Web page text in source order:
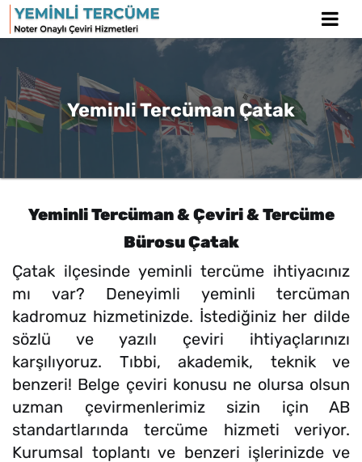
Yeminli Tercüman Çatak
Yeminli Tercüman & Çeviri & Tercüme
Bürosu Çatak
Çatak ilçesinde yeminli tercüme ihtiyacınız
mı var? Deneyimli yeminli tercüman
kadromuz hizmetinizde. İstediğiniz her dilde
sözlü ve yazılı çeviri ihtiyaçlarınızı
karşılıyoruz. Tıbbi, akademik, teknik ve
benzeri! Belge çeviri konusu ne olursa olsun
uzman çevirmenlerimiz sizin için AB
standartlarında tercüme hizmeti veriyor.
Kurumsal toplantı ve benzeri işlerinizde ve